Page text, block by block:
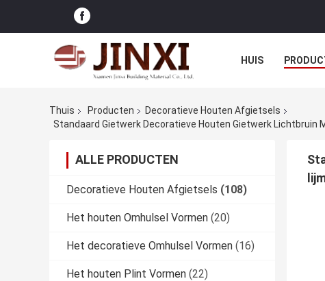
HUIS
Thuis Producten
Decoratieve Houten Afgietsels
Standaard Gietwerk Decoratieve Houten Gietwerk
ALLE PRODUCTEN
Decoratieve Houten Afgietsels (108)
Het houten Omhulsel Vormen (20)
Het decoratieve Omhulsel Vormen (16)
Het houten Plint Vormen (22)